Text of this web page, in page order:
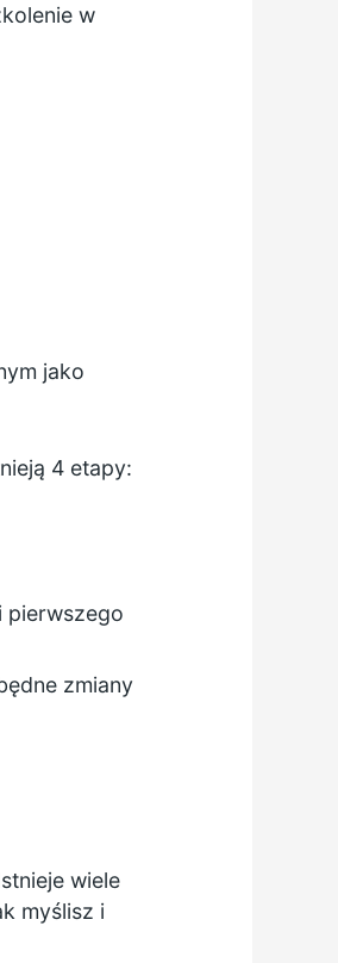
w
jako
4 etapy:
pierwszego
zmiany
wiele
myślisz i